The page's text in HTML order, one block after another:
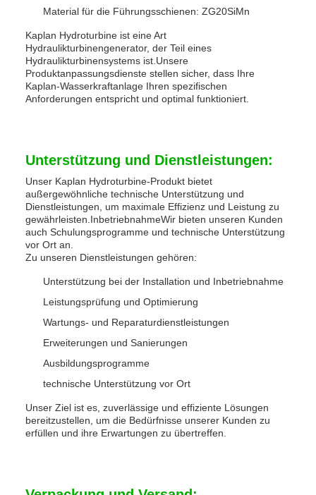
Material für die Führungsschienen: ZG20SiMn
Kaplan Hydroturbine ist eine Art
Hydraulikturbinengenerator, der Teil eines
Hydraulikturbinensystems ist.Unsere
Produktanpassungsdienste stellen sicher, dass Ihre
Kaplan-Wasserkraftanlage Ihren spezifischen
Anforderungen entspricht und optimal funktioniert.
Unterstützung und Dienstleistungen:
Unser Kaplan Hydroturbine-Produkt bietet
außergewöhnliche technische Unterstützung und
Dienstleistungen, um maximale Effizienz und Leistung zu
gewährleisten.InbetriebnahmeWir bieten unseren Kunden
auch Schulungsprogramme und technische Unterstützung
vor Ort an.
Zu unseren Dienstleistungen gehören:
Unterstützung bei der Installation und Inbetriebnahme
Leistungsprüfung und Optimierung
Wartungs- und Reparaturdienstleistungen
Erweiterungen und Sanierungen
Ausbildungsprogramme
technische Unterstützung vor Ort
Unser Ziel ist es, zuverlässige und effiziente Lösungen
bereitzustellen, um die Bedürfnisse unserer Kunden zu
erfüllen und ihre Erwartungen zu übertreffen.